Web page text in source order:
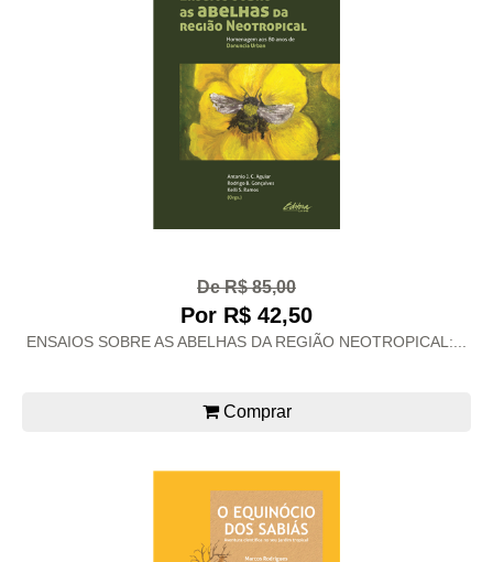
De R$ 85,00
Por R$ 42,50
ENSAIOS SOBRE AS ABELHAS DA REGIÃO NEOTROPICAL:...
Comprar